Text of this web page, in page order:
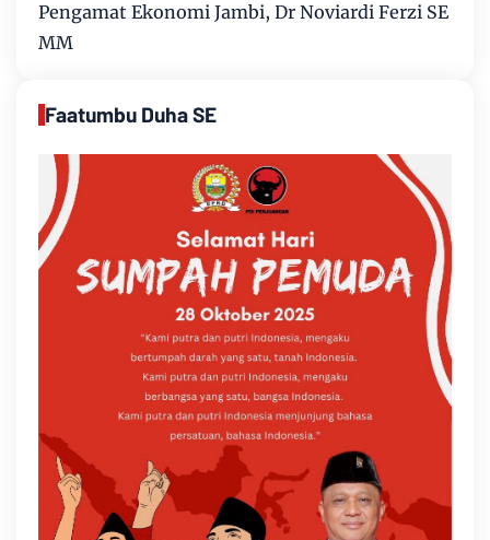
Pengamat Ekonomi Jambi, Dr Noviardi Ferzi SE
MM
Faatumbu Duha SE